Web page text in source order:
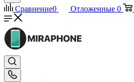
Сравнение0 Отложенные 0